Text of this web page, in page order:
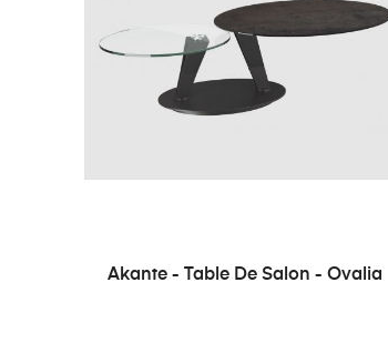
Akante - Table De Salon - Ovalia